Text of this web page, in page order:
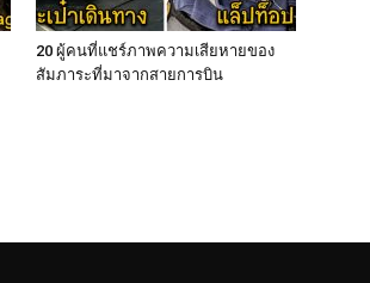
20 ผู้คนที่แชร์ภาพความเสียหายของ
สัมภาระที่มาจากสายการบิน